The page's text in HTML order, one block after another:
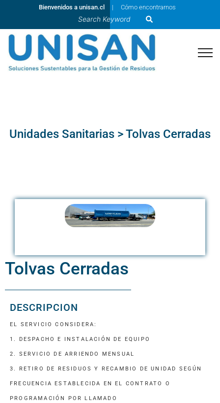
Bienvenidos a unisan.cl Cómo encontrarnos
Unidades Sanitarias > Tolvas Cerradas
Tolvas Cerradas
DESCRIPCION
EL SERVICIO CONSIDERA:
1. DESPACHO E INSTALACIÓN DE EQUIPO
2. SERVICIO DE ARRIENDO MENSUAL
3. RETIRO DE RESIDUOS Y RECAMBIO DE UNIDAD SEGÚN
FRECUENCIA ESTABLECIDA EN EL CONTRATO O
PROGRAMACIÓN POR LLAMADO